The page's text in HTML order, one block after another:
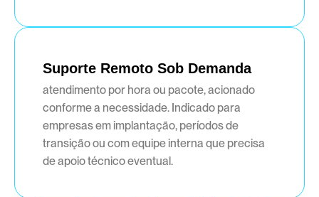
Suporte Remoto Sob Demanda
atendimento por hora ou pacote, acionado
conforme a necessidade. Indicado para
empresas em implantação, períodos de
transição ou com equipe interna que precisa
de apoio técnico eventual.